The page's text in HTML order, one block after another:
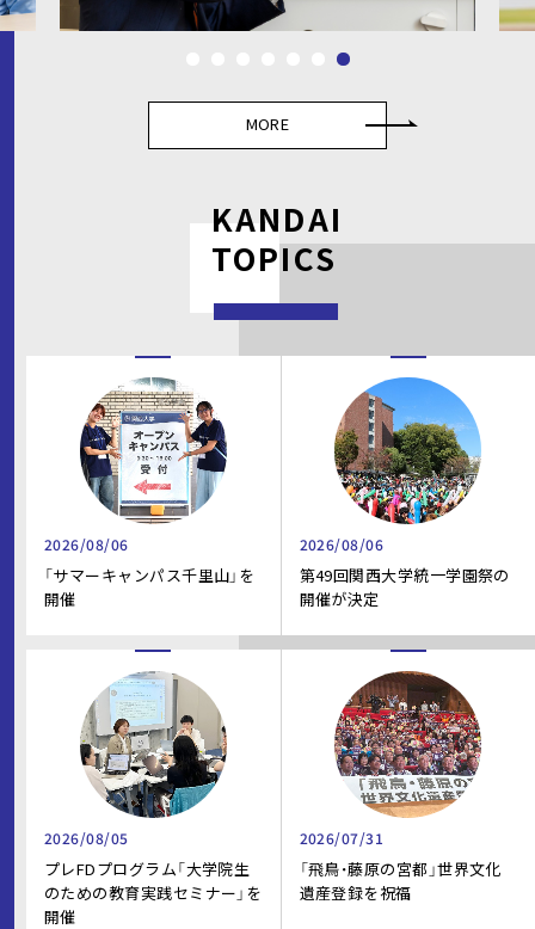
Source：REED
MORE
KANDAI
TOPICS
2026/08/06
「サマーキャンパス千里山」を
開催
2026/08/06
第49回関西大学統一学園祭の
開催が決定
2026/08/05
プレFDプログラム「大学院生
のための教育実践セミナー」を
開催
2026/07/31
「飛鳥・藤原の宮都」世界文化
遺産登録を祝福